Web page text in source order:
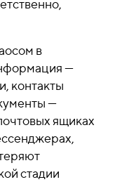
в
—
контакты
—
ящиках
стадии